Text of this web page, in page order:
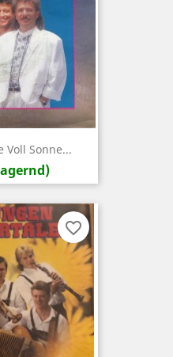
Voll Sonne...
favorite_border